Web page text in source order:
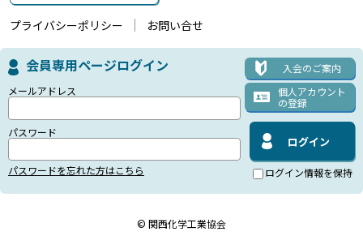
プライバシーポリシー お問い合せ
会員専用ページログイン
入会のご案内
個人アカウント
の登録
メールアドレス
パスワード
パスワードを忘れた方はこちら ログイン情報を保持
© 関西化学工業協会